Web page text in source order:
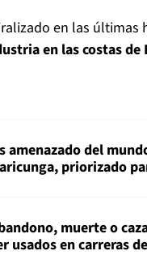
en las últimas
en las costas de
amenazado del
priorizado
muerte o
usados en carreras